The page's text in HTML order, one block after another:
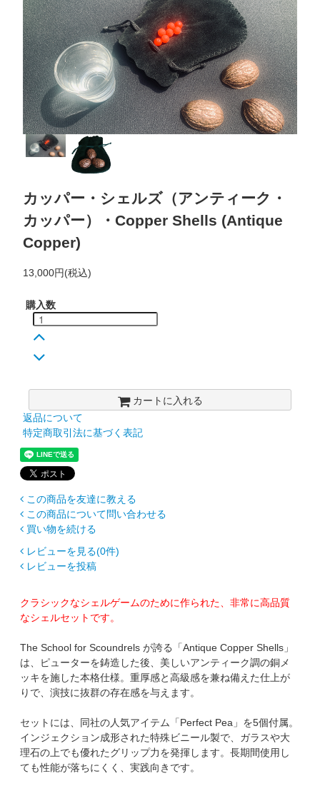
カッパー・シェルズ（アンティーク・
カッパー）・Copper Shells (Antique
Copper)
13,000円(税込)
購入数
カートに入れる
返品について
特定商取引法に基づく表記
この商品を友達に教える
この商品について問い合わせる
買い物を続ける
レビューを見る(0件)
レビューを投稿
クラシックなシェルゲームのために作られた、非常に高品質
なシェルセットです。
The School for Scoundrels が誇る「Antique Copper Shells」
は、ピューターを鋳造した後、美しいアンティーク調の銅メ
ッキを施した本格仕様。重厚感と高級感を兼ね備えた仕上が
りで、演技に抜群の存在感を与えます。
セットには、同社の人気アイテム「Perfect Pea」を5個付属。
インジェクション成形された特殊ビニール製で、ガラスや大
理石の上でも優れたグリップ力を発揮します。長期間使用し
ても性能が落ちにくく、実践向きです。